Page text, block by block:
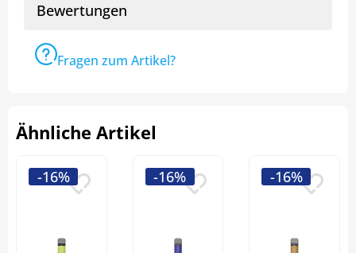
Bewertungen
Fragen zum Artikel?
Ähnliche Artikel
-16% -16% -16%